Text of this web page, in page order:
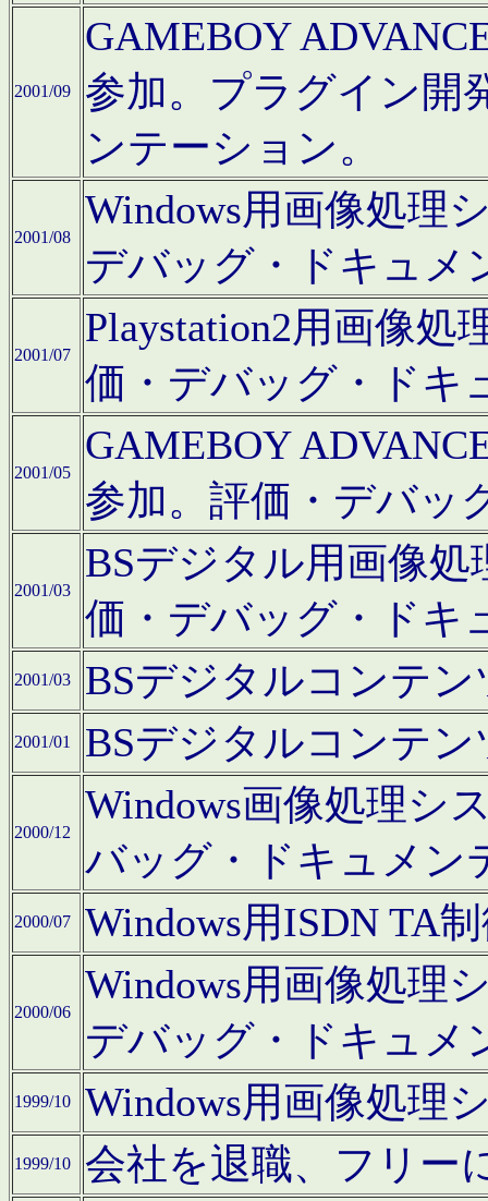
2001/09
GAMEBOY
参加。プラグイン開
ンテーション。
2001/08
Windows用画像処理
デバッグ・ドキュメ
2001/07
Playstation2用画像
価・デバッグ・ドキ
2001/05
GAMEBOY
参加。評価・デバッ
2001/03
BSデジタル用画像
価・デバッグ・ドキ
2001/03 BSデジタルコンテ
2001/01 BSデジタルコンテ
2000/12
Windows画像処理シ
バッグ・ドキュメン
2000/07 Windows用ISDN TA
2000/06
Windows用画像処理
デバッグ・ドキュメ
1999/10 Windows用画像処理
1999/10 会社を退職、フリー